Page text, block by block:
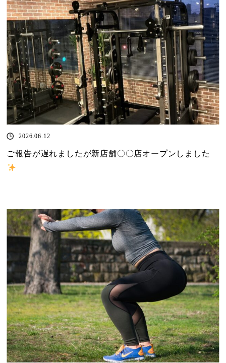
2026.06.12
ご報告が遅れましたが新店舗〇〇店オープンしました